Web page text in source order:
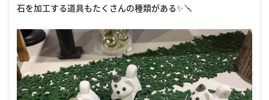
石を加工する道具もたくさんの種類がある✨🪛